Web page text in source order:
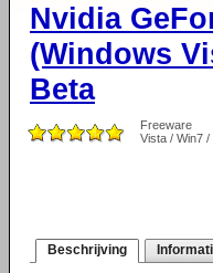
Nvidia
(Windows
Beta
Freeware
Vista / Win7 /
Beschrijving